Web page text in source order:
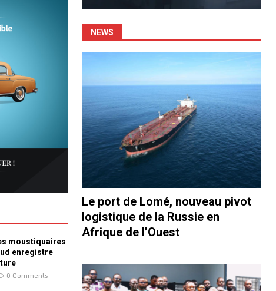
moustiquaires
enregistre
0 Comments
NEWS
Le port de Lomé, nouveau pivot
logistique de la Russie en
Afrique de l’Ouest